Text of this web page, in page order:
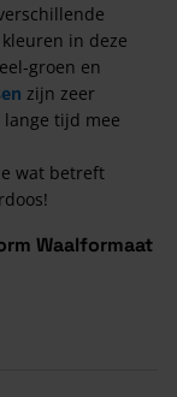
in deze
groen en
zijn zeer
tijd mee
wat betreft
Waalformaat